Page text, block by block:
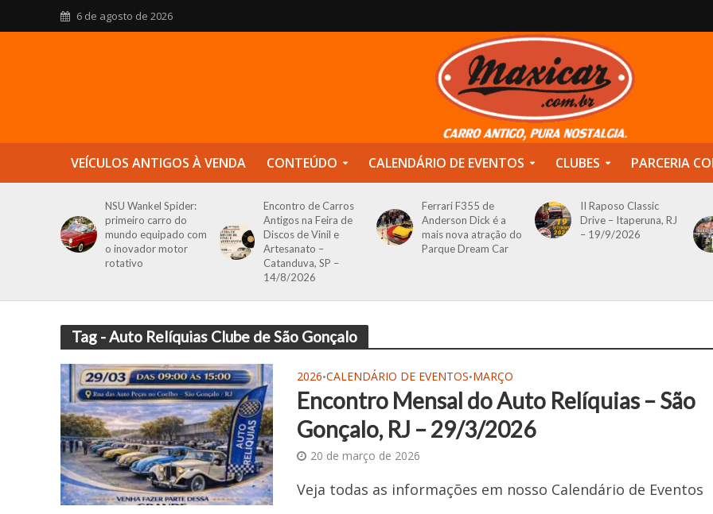
6 de agosto de 2026
VEÍCULOS ANTIGOS À VENDA CONTEÚDO CALENDÁRIO DE EVENTOS CLUBES PARCERIA
NSU Wankel Spider:
primeiro carro do
mundo equipado com
o inovador motor
rotativo
Encontro de Carros
Antigos na Feira de
Discos de Vinil e
Artesanato –
Catanduva, SP –
14/8/2026
Ferrari F355 de
Anderson Dick é a
mais nova atração do
Parque Dream Car
II Raposo Classic
Drive – Itaperuna, RJ
– 19/9/2026
Tag - Auto Relíquias Clube de São Gonçalo
2026•CALENDÁRIO DE EVENTOS•MARÇO
Encontro Mensal do Auto Relíquias – São
Gonçalo, RJ – 29/3/2026
20 de março de 2026
Veja todas as informações em nosso Calendário de Eventos